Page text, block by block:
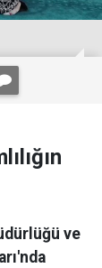
ve